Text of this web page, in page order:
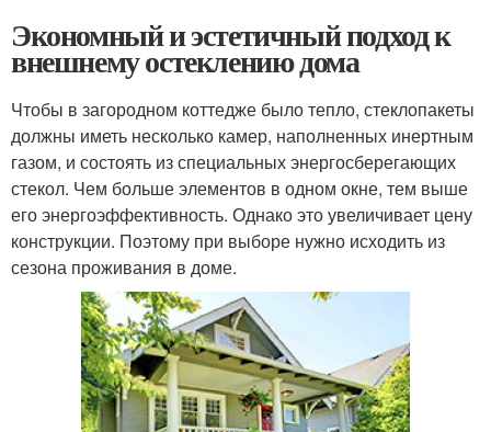
Экономный и эстетичный подход к
внешнему остеклению дома
Чтобы в загородном коттедже было тепло, стеклопакеты
должны иметь несколько камер, наполненных инертным
газом, и состоять из специальных энергосберегающих
стекол. Чем больше элементов в одном окне, тем выше
его энергоэффективность. Однако это увеличивает цену
конструкции. Поэтому при выборе нужно исходить из
сезона проживания в доме.